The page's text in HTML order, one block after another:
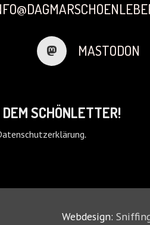
MASTODON
SCHÖNLETTER!
.
Webdesign: